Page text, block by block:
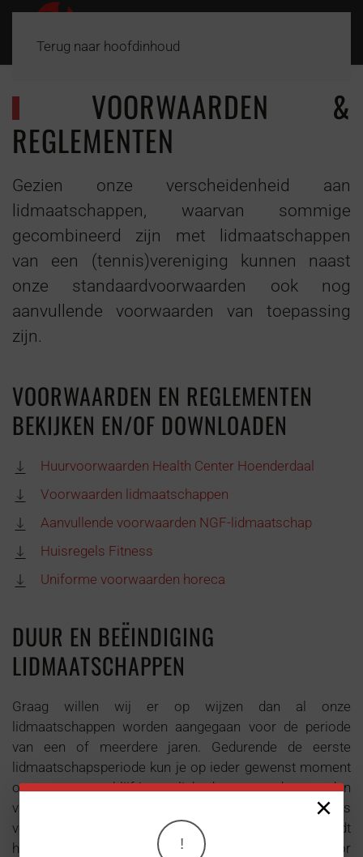
Terug naar hoofdinhoud
VOORWAARDEN &
REGLEMENTEN
Gezien onze verscheidenheid aan
lidmaatschappen, waarvan sommige
gecombineerd zijn met lidmaatschappen
van een (tennis)vereniging kunnen naast
onze standaardvoorwaarden ook nog
aanvullende voorwaarden van toepassing
zijn.
VOORWAARDEN EN REGLEMENTEN
BEKIJKEN EN/OF DOWNLOADEN
Huurvoorwaarden Health Center Hoenderdaal
Voorwaarden lidmaatschappen
Aanvullende voorwaarden NGF-lidmaatschap
Huisregels Fitness
Uniforme voorwaarden horeca
DUUR EN BEËINDIGING
LIDMAATSCHAPPEN
Graag willen wij er op wijzen dan al onze
lidmaatschappen worden aangegaan voor de periode
van een of meerdere jaren. Gedurende de eerste
lidmaatschapsperiode kun je op ieder gewenst moment
opzeggen, maar blijf je verplicht de resterende maanden
van de looptijd te voldoen en vindt geen restitutie plaats
voor de resterende maanden. Indien je niet opzegt wordt
het lidmaatschap automatisch verlengd voor
×
!